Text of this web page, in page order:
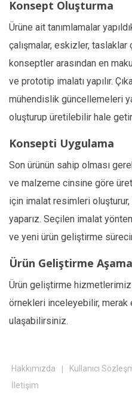
Konsept Oluşturma
Ürüne ait tanımlamalar
çalışmalar, eskizler,
konseptler arasından en
ve prototip imalatı yapılır.
mühendislik güncellemeleri
oluşturup üretilebilir hale
Konsepti Uygulama
Son ürünün sahip olması
ve malzeme cinsine göre
için imalat resimleri oluşturur,
yaparız. Seçilen imalat
ve yeni ürün geliştirme
Ürün Geliştirme
Ürün geliştirme
örnekleri inceleyebilir,
ulaşabilirsiniz.
Hakkımızda | Kullanıcı
İletişim